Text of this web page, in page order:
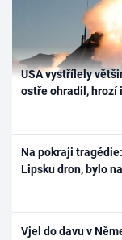
USA vystřílely
ostře ohradil, hrozí
Na pokraji
Lipsku dron, bylo
Vjel do davu v